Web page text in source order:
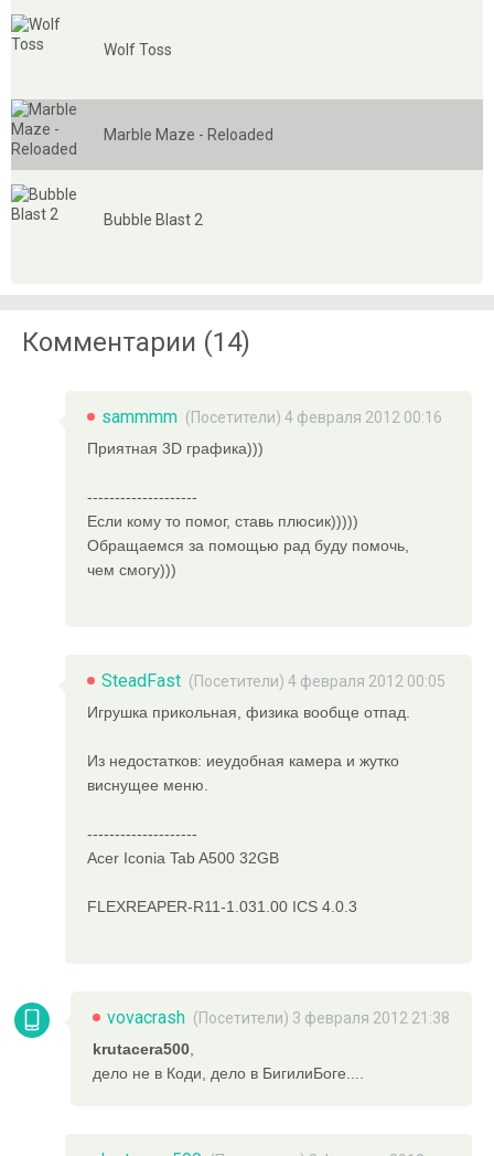
Wolf Toss
Marble Maze - Reloaded
Bubble Blast 2
Комментарии (14)
sammmm (Посетители) 4 февраля 2012 00:16
Приятная 3D графика)))
--------------------
Если кому то помог, ставь плюсик)))))
Обращаемся за помощью рад буду помочь,
чем смогу)))
SteadFast (Посетители) 4 февраля 2012 00:05
Игрушка прикольная, физика вообще отпад.
Из недостатков: иеудобная камера и жутко
виснущее меню.
--------------------
Acer Iconia Tab A500 32GB
FLEXREAPER-R11-1.031.00 ICS 4.0.3
vovacrash (Посетители) 3 февраля 2012 21:38
krutacera500
дело не в Коди, дело в БигилиБоге....